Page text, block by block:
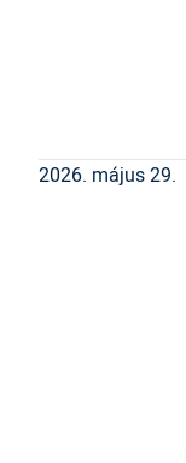
2026. május 29.